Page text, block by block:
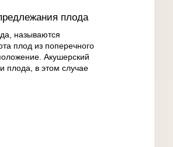
плода
называются
плод из поперечного
Акушерский
плода, в этом случае